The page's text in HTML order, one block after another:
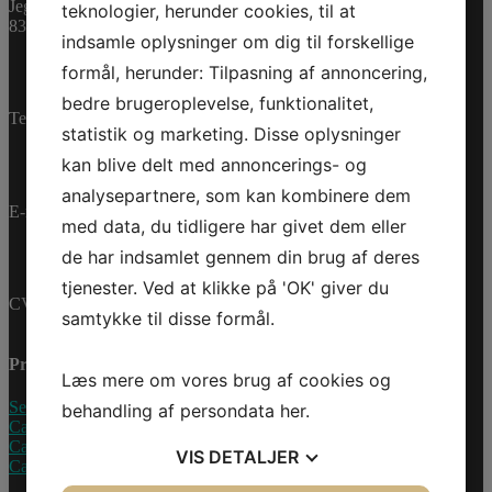
Reservedele
Jegstrupvej 280
8361 Hasselager
Telefon: +45 70 200 600
E-mail: info@jettrade.dk
CVR-nummer: 27233678
Produkter
Sea-Doo Vandscooter
Can-Am ATV
Can-Am UTV
Can-Am Roadster
teknologier, herunder cookies, til at
indsamle oplysninger om dig til forskellige
formål, herunder: Tilpasning af annoncering,
bedre brugeroplevelse, funktionalitet,
statistik og marketing. Disse oplysninger
kan blive delt med annoncerings- og
analysepartnere, som kan kombinere dem
med data, du tidligere har givet dem eller
de har indsamlet gennem din brug af deres
tjenester. Ved at klikke på 'OK' giver du
samtykke til disse formål.
Læs mere om vores brug af cookies og
behandling af persondata her.
VIS DETALJER